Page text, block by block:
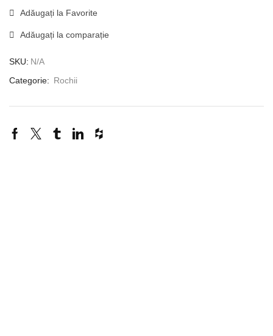
Adăugați la Favorite
Adăugați la comparație
SKU: N/A
Categorie: Rochii